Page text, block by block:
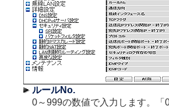
ルールNo.
0～999の数値で入力します。